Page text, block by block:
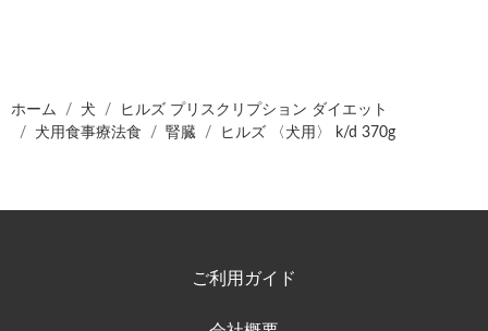
ホーム 犬
ヒルズ プリスクリプション ダイエット
犬用食事療法食
腎臓 ヒルズ 〈犬用〉 k/d 370g
ご利用ガイド